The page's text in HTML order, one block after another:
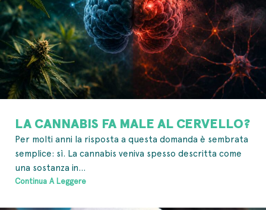
LA CANNABIS FA MALE AL CERVELLO?
Per molti anni la risposta a questa domanda è sembrata
semplice: sì. La cannabis veniva spesso descritta come
una sostanza in...
Continua A Leggere